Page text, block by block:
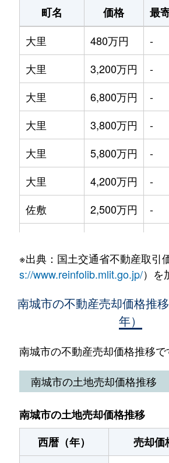
玉城
1,000万円 -
玉城
3,800万円 -
玉城
3,000万円 -
玉城
420万円 -
玉城
500万円 -
知念
2,000万円 -
知念
800万円 -
知念
3,200万円 -
町名 価格 最
大里
480万円 -
大里
3,200万円 -
大里
6,800万円 -
大里
3,800万円 -
大里
5,800万円 -
大里
4,200万円 -
佐敷
2,500万円 -
玉城
3,100万円 -
1,200万円
玉城
3,000万円 -
玉城
3,300万円 -
玉城
800万円
知念
4,800万円 -
※出典：国土交通省不動産取引
s://www.reinfolib.mlit.go.jp/）を
南城市の不動産売却価格推
年）
南城市の不動産売却価格推移で
南城市の土地売却価格推移
南城市の土地売却価格推移
西暦（年）
売却価